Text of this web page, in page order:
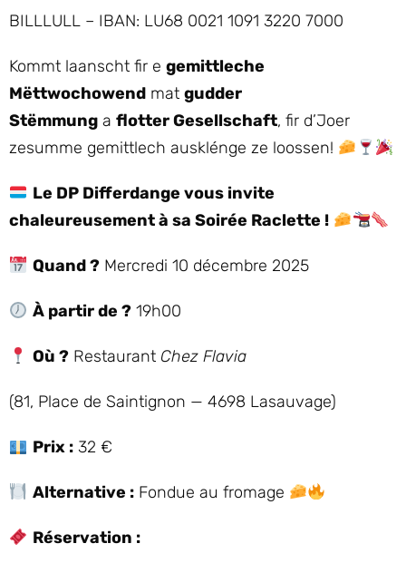
BILLLULL – IBAN: LU68 0021 1091 3220 7000
Kommt laanscht fir e gemittleche
Mëttwochowend mat gudder
Stëmmung a flotter Gesellschaft, fir d’Joer
zesumme gemittlech ausklénge ze loossen!
Le DP Differdange vous invite
chaleureusement à sa Soirée Raclette !
Quand ?Mercredi 10 décembre 2025
À partir de ?19h00
Où ?Restaurant Chez Flavia
(81, Place de Saintignon — 4698 Lasauvage)
Prix :32 €
Alternative :Fondue au fromage
Réservation :